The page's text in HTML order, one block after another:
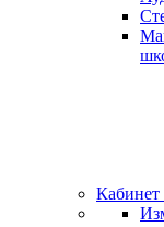
Кабинет